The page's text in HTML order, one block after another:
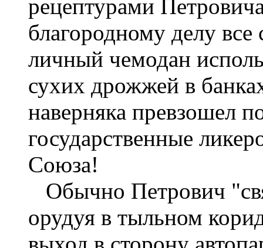
рецептурами
благородному делу
личный чемодан
сухих дрожжей в
наверняка превзошел
государственные
Союза!
Обычно Петрович
орудуя в тыльном